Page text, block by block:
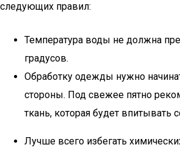
следующих правил:
Температура воды не должна
градусов.
Обработку одежды нужно
стороны. Под свежее пятно
ткань, которая будет впитывать
Лучше всего избегать